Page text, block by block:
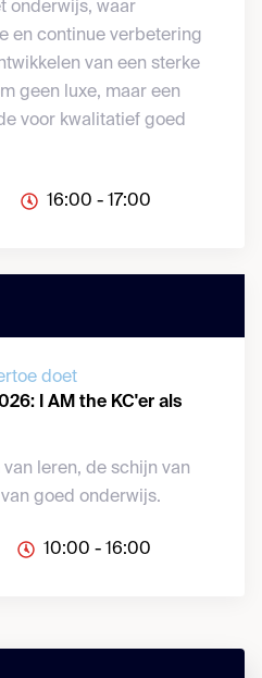
onderwijs, waar
en continue verbetering
van een sterke
geen luxe, maar een
voor kwalitatief goed
16:00 - 17:00
doet
I AM the KC'er als
leren, de schijn van
goed onderwijs.
10:00 - 16:00